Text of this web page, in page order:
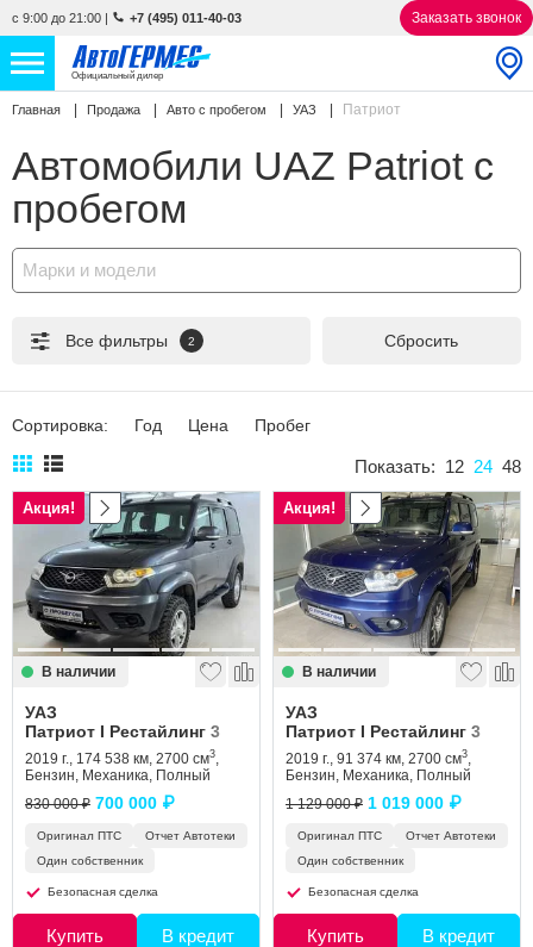
с 9:00 до 21:00 | +7 (495) 011-40-03 Заказать звонок
Официальный дилер
НОВЫЕ АВТОМОБИЛИ 4769 авто
С ПРОБЕГОМ 863 авто
СЕРВИС
УСЛУГИ
АКЦИИ
КОНТАКТЫ
Избранное
Сравнение
Личный кабинет
Главная Продажа Авто с пробегом УАЗ Патриот
Автомобили UAZ Patriot с
пробегом
Марки и модели
Все фильтры 2 Сбросить
Сортировка: Год Цена Пробег
Показать: 12 24 48
Акция!
В наличии
УАЗ
Патриот I Рестайлинг 3
2019 г., 174 538 км, 2700 см3,
Бензин, Механика, Полный
830 000 ₽ 700 000 ₽
Оригинал ПТС
Отчет Автотеки
Один собственник
Безопасная сделка
Купить В кредит
Акция!
В наличии
УАЗ
Патриот I Рестайлинг 3
2019 г., 91 374 км, 2700 см3,
Бензин, Механика, Полный
1 129 000 ₽ 1 019 000 ₽
Оригинал ПТС
Отчет Автотеки
Один собственник
Безопасная сделка
Купить В кредит